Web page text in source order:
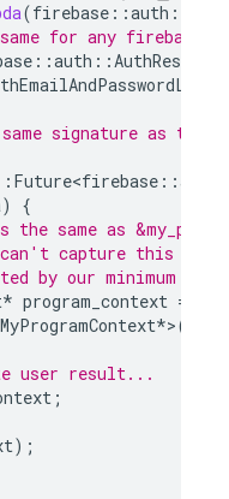
(firebase ::auth ::
for any
::auth ::AuthResult
signature as the
Future<firebase ::auth
)
{
same as
capture this
by our minimum
* program_context =
*>(
user result...
;
);